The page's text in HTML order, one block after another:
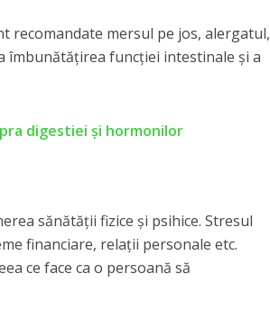
recomandate mersul pe jos, alergatul,
îmbunătățirea funcției intestinale și a
digestiei și hormonilor
sănătății fizice și psihice. Stresul
financiare, relații personale etc.
ce face ca o persoană să